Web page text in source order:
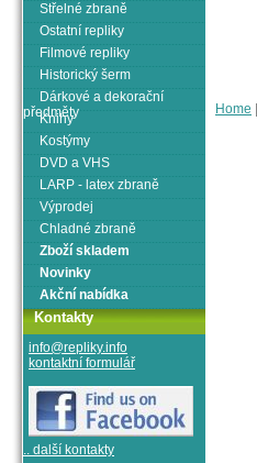
Home
Střelné zbraně
Ostatní repliky
Filmové repliky
Historický šerm
Dárkové a dekorační
předměty
Knihy
Kostýmy
DVD a VHS
LARP - latex zbraně
Výprodej
Chladné zbraně
Zboží skladem
Novinky
Akční nabídka
Kontakty
info@repliky.info
kontaktní formulář
.. další kontakty